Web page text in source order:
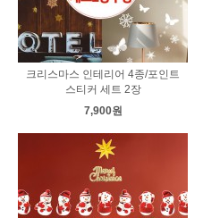
크리스마스 인테리어 4종/포인트
스티커 세트 2장
7,900원